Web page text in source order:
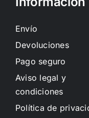
Envío
Devoluciones
Pago seguro
Aviso legal y
condiciones
Política de